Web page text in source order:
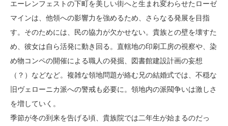
エーレンフェストの下町を美しい街へと生まれ変わらせたローゼ
マインは、他領への影響力を強めるため、さらなる発展を目指
す。そのためには、民の協力が欠かせない。貴族との壁を壊すた
め、彼女は自ら活発に動き回る。直轄地の印刷工房の視察や、染
め物コンペの開催による職人の発掘、図書館建設計画の妄想
（？）などなど。複雑な領地問題が絡む兄の結婚式では、不穏な
旧ヴェローニカ派への警戒も必要に。領地内の派閥争いは激しさ
を増していく。
季節が冬の到来を告げる頃、貴族院では二年生が始まるのだっ